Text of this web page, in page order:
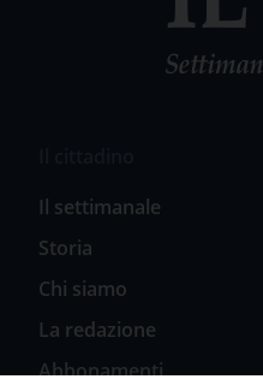
Il settimanale
Storia
Chi siamo
La redazione
Abbonamenti